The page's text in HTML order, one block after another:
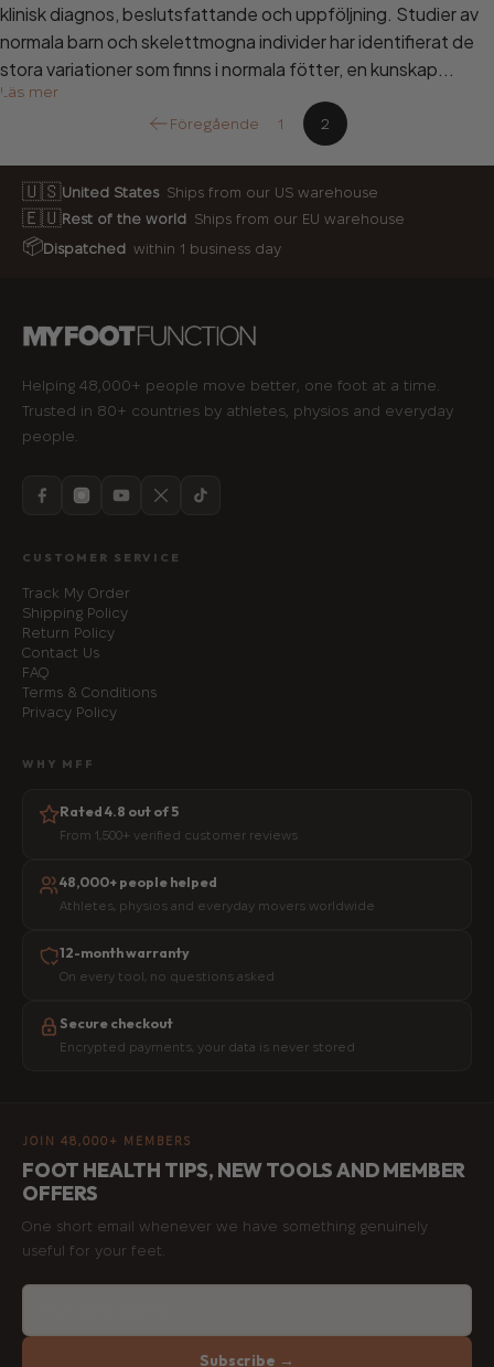
klinisk diagnos, beslutsfattande och uppföljning. Studier av
normala barn och skelettmogna individer har identifierat de
stora variationer som finns i normala fötter, en kunskap...
Läs mer
Föregående
1 2
🇺🇸United States Ships from our US warehouse
🇪🇺Rest of the world Ships from our EU warehouse
📦Dispatched within 1 business day
Helping 48,000+ people move better, one foot at a time.
Trusted in 80+ countries by athletes, physios and everyday
people.
CUSTOMER SERVICE
Track My Order
Shipping Policy
Return Policy
Contact Us
FAQ
Terms & Conditions
Privacy Policy
WHY MFF
Rated 4.8 out of 5
From 1,500+ verified customer reviews
48,000+ people helped
Athletes, physios and everyday movers worldwide
12-month warranty
On every tool, no questions asked
Secure checkout
Encrypted payments, your data is never stored
JOIN 48,000+ MEMBERS
FOOT HEALTH TIPS, NEW TOOLS AND MEMBER
OFFERS
One short email whenever we have something genuinely
useful for your feet.
Subscribe →